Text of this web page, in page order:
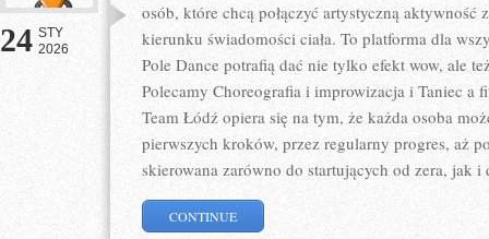
24 STY
2026
osób, które chcą połączyć artystyczną aktywność
kierunku świadomości ciała. To platforma dla
Pole Dance potrafią dać nie tylko efekt wow, ale
Polecamy Choreografia i improwizacja i Taniec a
Team Łódź opiera się na tym, że każda osoba
pierwszych kroków, przez regularny progres, aż
skierowana zarówno do startujących od zera, jak
CONTINUE